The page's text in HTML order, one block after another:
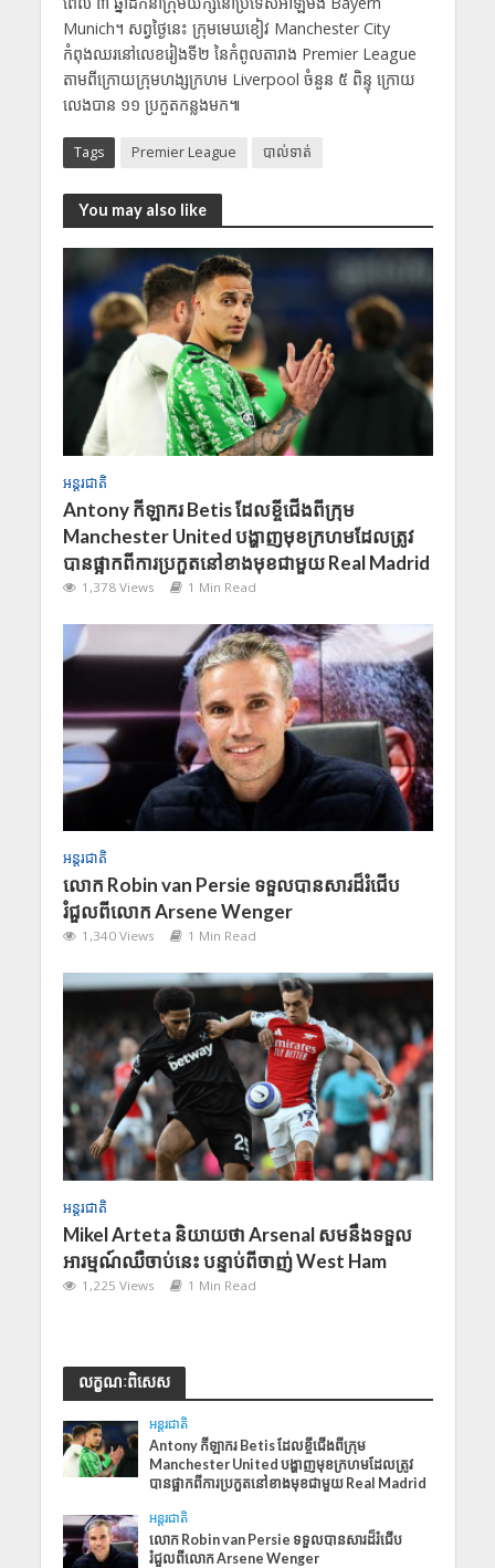
Munich។ សព្វថ្ងៃនេះ ក្រុមមេឃខៀវ Manchester City
កំពុងឈរនៅលេខរៀងទី២ នៃកំពូលតារាង Premier League
តាមពីក្រោយក្រុមហង្សក្រហម Liverpool ចំនួន ៥ ពិន្ទុ ក្រោយ
លេងបាន ១១ ប្រកួតកន្លងមក៕
Tags Premier League បាល់ទាត់
You may also like
អន្តរជាតិ
​Antony កី​​ឡាករ Betis ដែលខ្ចីជើងពីក្រុម
Manchester United បង្ហាញមុខក្រហមដែលត្រូវ
បានផ្អាកពីការប្រកួតនៅខាងមុខជាមួយ Real Madrid
1,378 Views 1 Min Read
អន្តរជាតិ
លោក Robin van Persie ទទួលបានសារដ៏រំជើប
រំជួលពីលោក Arsene Wenger
1,340 Views 1 Min Read
អន្តរជាតិ
Mikel Arteta និយាយថា Arsenal សមនឹងទទួល
អារម្មណ៍ឈឺចាប់នេះ បន្ទាប់ពីចាញ់ West Ham
1,225 Views 1 Min Read
លក្ខណៈពិសេស
អន្តរជាតិ
​Antony កី​​ឡាករ Betis ដែលខ្ចីជើងពីក្រុម
Manchester United បង្ហាញមុខក្រហមដែលត្រូវ
បានផ្អាកពីការប្រកួតនៅខាងមុខជាមួយ Real Madrid
អន្តរជាតិ
លោក Robin van Persie ទទួលបានសារដ៏រំជើប
រំជួលពីលោក Arsene Wenger